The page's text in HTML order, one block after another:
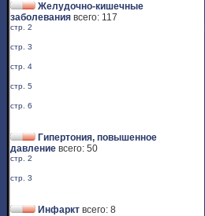
Желудочно-кишечные
заболевания всего: 117
стр. 2
стр. 3
стр. 4
стр. 5
стр. 6
Гипертония, повышенное
давление всего: 50
стр. 2
стр. 3
Инфаркт всего: 8